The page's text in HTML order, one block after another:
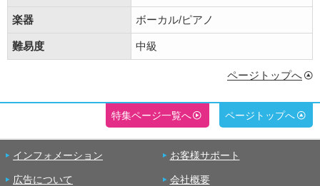
楽器 ボーカル/ピアノ
難易度 中級
ページトップへ
特集ページ一覧へ ページトップへ
インフォメーション お客様サポート
広告について 会社概要